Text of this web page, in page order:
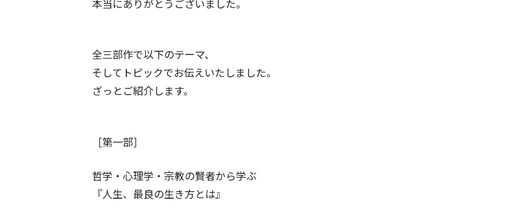
本当にありがとうございました。
全三部作で以下のテーマ、
そしてトピックでお伝えいたしました。
ざっとご紹介します。
［第一部］
哲学・心理学・宗教の賢者から学ぶ
『人生、最良の生き方とは』